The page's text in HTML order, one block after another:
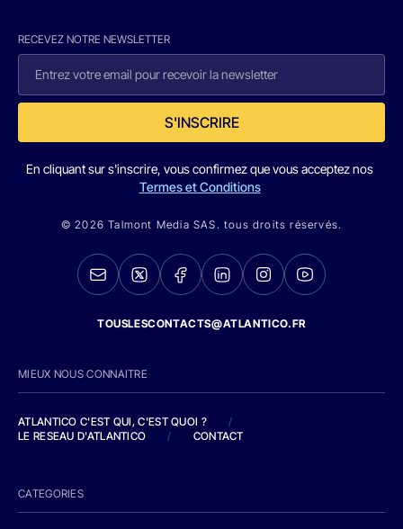
RECEVEZ NOTRE NEWSLETTER
S'INSCRIRE
En cliquant sur s'inscrire, vous confirmez que vous acceptez nos
Termes et Conditions
© 2026 Talmont Media SAS. tous droits réservés.
TOUSLESCONTACTS@ATLANTICO.FR
MIEUX NOUS CONNAITRE
ATLANTICO C'EST QUI, C'EST QUOI ?
/
LE RESEAU D'ATLANTICO
/ CONTACT
CATEGORIES